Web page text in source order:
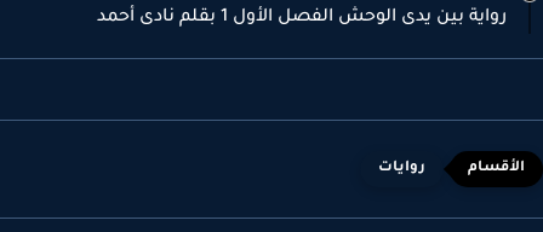
رواية بين يدى الوحش الفصل الأول 1 بقلم نادى أحمد
روايات